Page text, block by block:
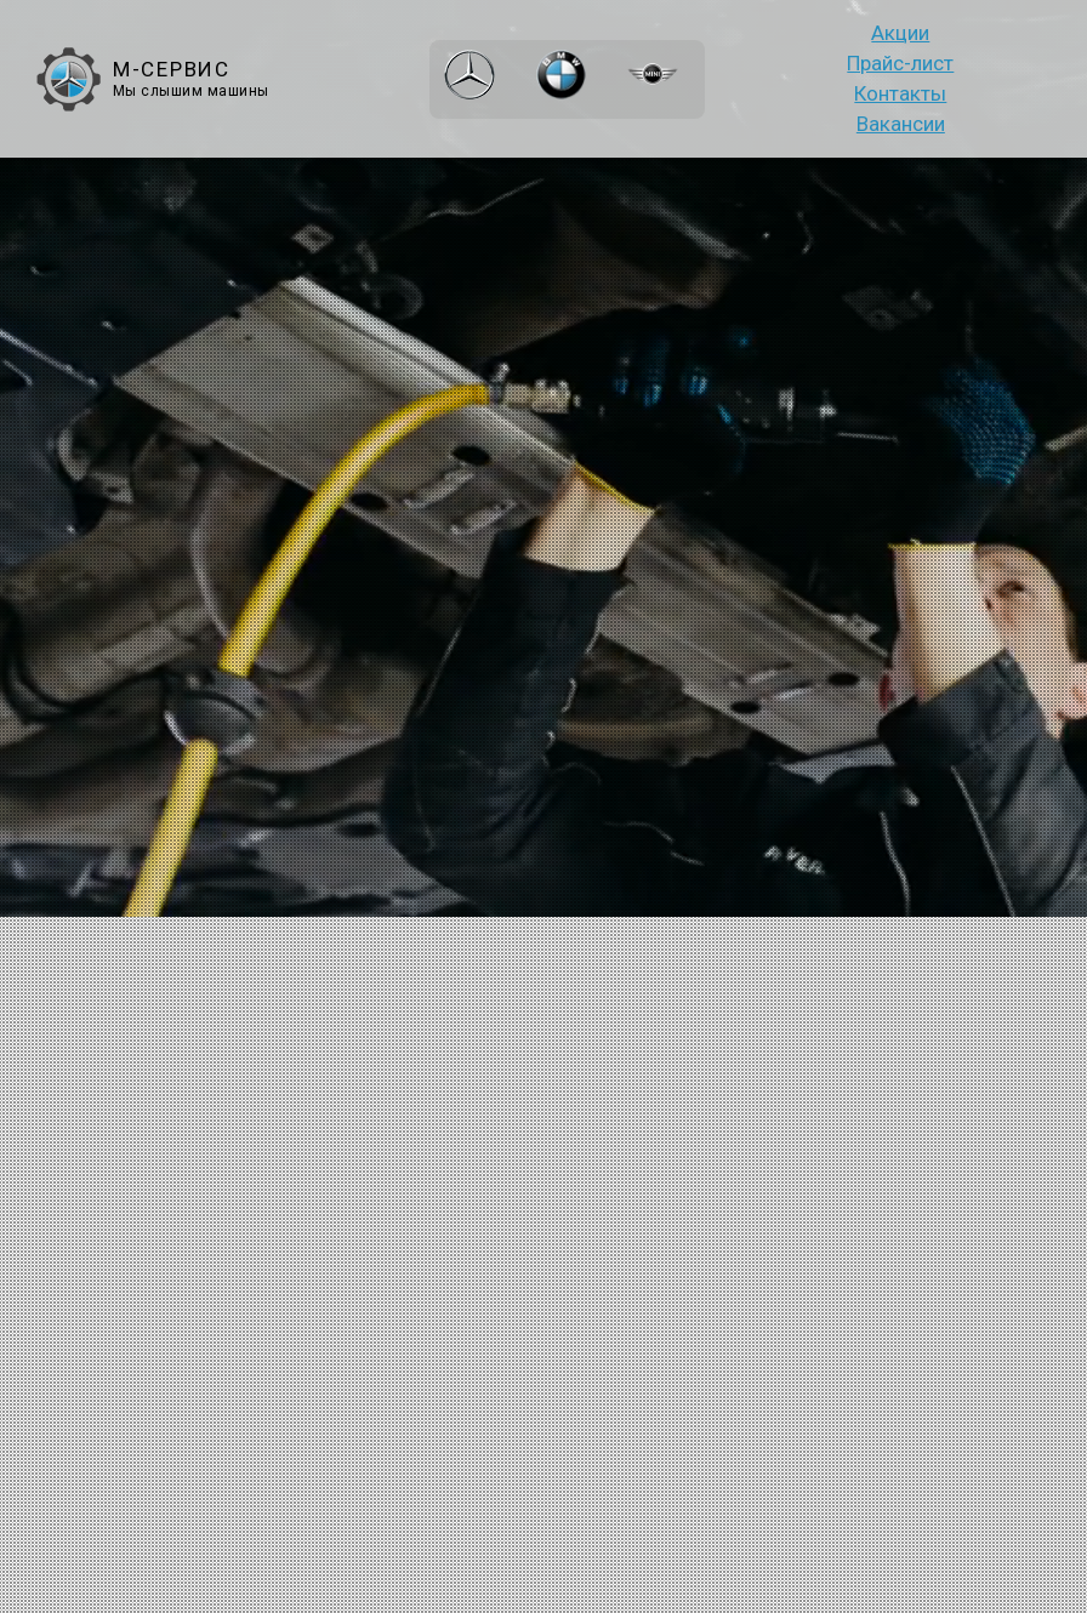
М-СЕРВИС
Мы слышим машины
Акции
Прайс-лист
Контакты
Вакансии